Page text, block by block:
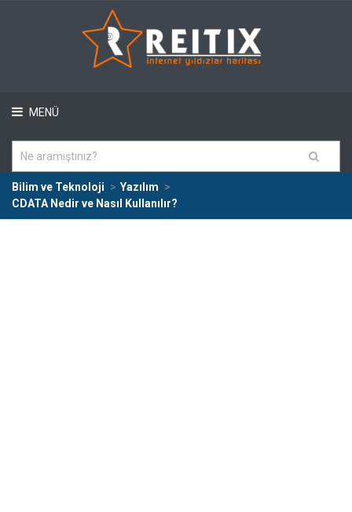
MENÜ
Bilim ve Teknoloji
Yazılım
CDATA Nedir ve Nasıl Kullanılır?